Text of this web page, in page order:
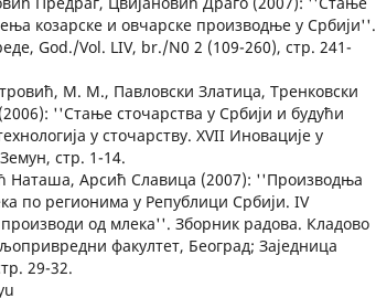
козарске и овчарске производње у Србији''.
God./Vol. LIV, br./N0 2 (109-260), стр. 241-
М. М., Павловски Златица, Тренковски
''Стање сточарства у Србији и будући
у сточарству. XVII Иновације у
стр. 1-14.
Наташа, Арсић Славица (2007): ''Производња
по регионима у Републици Србији. IV
од млека''. Зборник радова. Кладово
факултет, Београд; Заједница
29-32.